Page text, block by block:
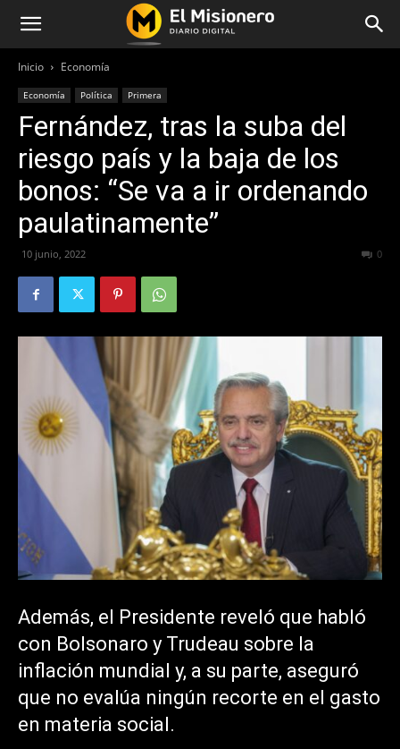
Inicio Economía
Economía Política Primera
Fernández, tras la suba del
riesgo país y la baja de los
bonos: “Se va a ir ordenando
paulatinamente”
10 junio, 2022 0
Además, el Presidente reveló que habló
con Bolsonaro y Trudeau sobre la
inflación mundial y, a su parte, aseguró
que no evalúa ningún recorte en el gasto
en materia social.